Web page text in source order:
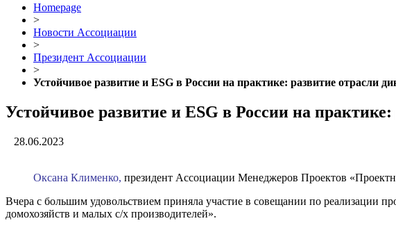
Homepage
>
Новости Ассоциации
>
Президент Ассоциации
>
Устойчивое развитие и ESG в России на практике: развитие отрасли
Устойчивое развитие и ESG в России на
28.06.2023
Оксана Клименко, президент Ассоциации Менеджеров Проектов
Вчера с большим удовольствием приняла участие в совещании по реализации
домохозяйств и малых с/х производителей».